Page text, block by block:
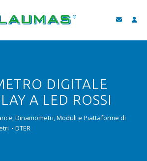
DIGITALE
A LED ROSSI
Dinamometri, Moduli e Piattaforme di
DTER